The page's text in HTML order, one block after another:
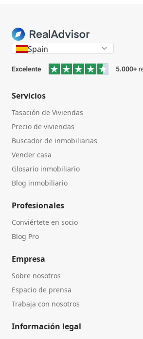
Spain
Servicios
Tasación de Viviendas
Precio de viviendas
Buscador de inmobiliarias
Vender casa
Glosario inmobiliario
Blog inmobiliario
Profesionales
Conviértete en socio
Blog Pro
Empresa
Sobre nosotros
Espacio de prensa
Trabaja con nosotros
Información legal